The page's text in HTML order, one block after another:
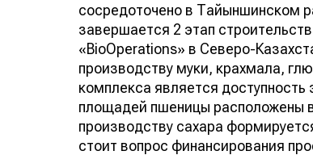
сосредоточено в Тайыншинском
завершается 2 этап
«BioОperations» в Северо-
производству муки, крахмала,
комплекса является
площадей пшеницы расположены
производству сахара
стоит вопрос финансирования